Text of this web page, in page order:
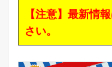
【注意】最新情
さい。